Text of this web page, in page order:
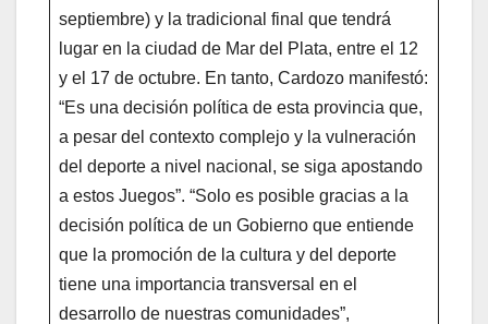
septiembre) y la tradicional final que tendrá
lugar en la ciudad de Mar del Plata, entre el 12
y el 17 de octubre. En tanto, Cardozo manifestó:
“Es una decisión política de esta provincia que,
a pesar del contexto complejo y la vulneración
del deporte a nivel nacional, se siga apostando
a estos Juegos”. “Solo es posible gracias a la
decisión política de un Gobierno que entiende
que la promoción de la cultura y del deporte
tiene una importancia transversal en el
desarrollo de nuestras comunidades”,